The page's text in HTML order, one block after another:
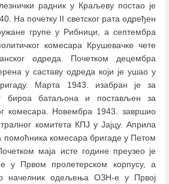
радник у Краљеву постао је
На почетку II светског рата одређен
групе у Рибници, а септембра
комесара Крушевачке чете
одреда. Почетком децембра
у саставу одреда који је ушао у
Марта 1943. изабран је за
бироа батаљона и постављен за
комесара. Новембра 1943. завршио
комитета КПЈ у Јајцу. Априла
помоћника комесара бригаде у Петом
маја исте године преузео је
у Првом пролетерском корпусу, а
начелник одељења ОЗН-е у Првој